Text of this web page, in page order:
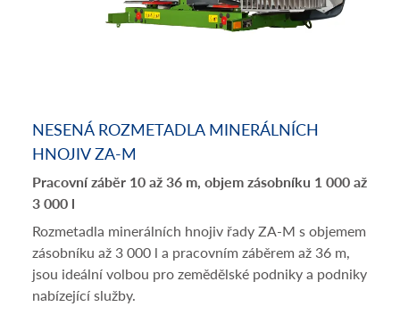
NESENÁ ROZMETADLA MINERÁLNÍCH
HNOJIV ZA-M
Pracovní záběr 10 až 36 m, objem zásobníku 1 000 až
3 000 l
Rozmetadla minerálních hnojiv řady ZA-M s objemem
zásobníku až 3 000 l a pracovním záběrem až 36 m,
jsou ideální volbou pro zemědělské podniky a podniky
nabízející služby.